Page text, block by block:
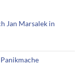
Jan Marsalek in